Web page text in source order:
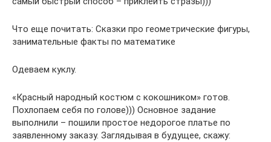
Что еще почитать: Сказки про геометрические фигуры,
занимательные факты по математике
Одеваем куклу.
«Красный народный костюм с кокошником» готов.
Похлопаем себя по голове))) Основное задание
выполнили – пошили простое недорогое платье по
заявленному заказу. Заглядывая в будущее, скажу: